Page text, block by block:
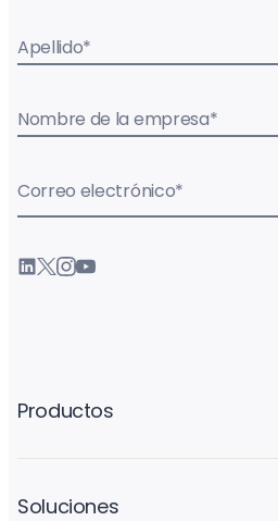
Apellido*
Nombre de la empresa*
Correo electrónico*
Productos
Soluciones